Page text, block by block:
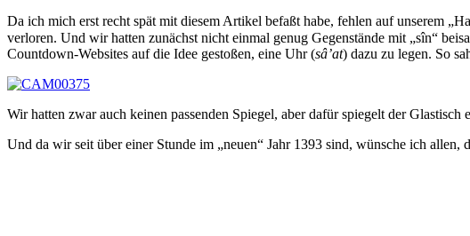
Da ich mich erst recht spät mit diesem Artikel befaßt habe, fehlen auf unserem
verloren. Und wir hatten zunächst nicht einmal genug Gegenstände mit „sîn“
Countdown-Websites auf die Idee gestoßen, eine Uhr (sâ’at) dazu zu legen. So
Wir hatten zwar auch keinen passenden Spiegel, aber dafür spiegelt der
Und da wir seit über einer Stunde im „neuen“ Jahr 1393 sind, wünsche ich allen,